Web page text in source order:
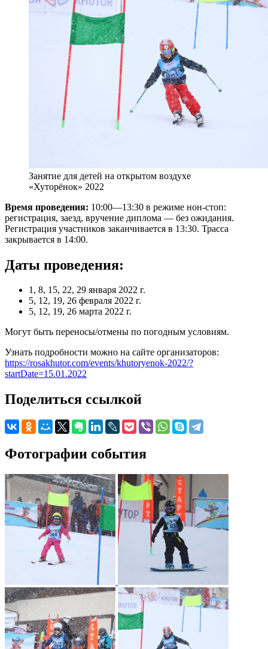
Занятие для детей на открытом воздухе
«Хуторёнок» 2022
Время проведения: 10:00—13:30 в режиме нон-стоп:
регистрация, заезд, вручение диплома — без ожидания.
Регистрация участников заканчивается в 13:30. Трасса
закрывается в 14:00.
Даты проведения:
1, 8, 15, 22, 29 января 2022 г.
5, 12, 19, 26 февраля 2022 г.
5, 12, 19, 26 марта 2022 г.
Могут быть переносы/отмены по погодным условиям.
Узнать подробности можно на сайте организаторов:
https://rosakhutor.com/events/khutoryenok-2022/?
startDate=15.01.2022
Поделиться ссылкой
Фотографии события